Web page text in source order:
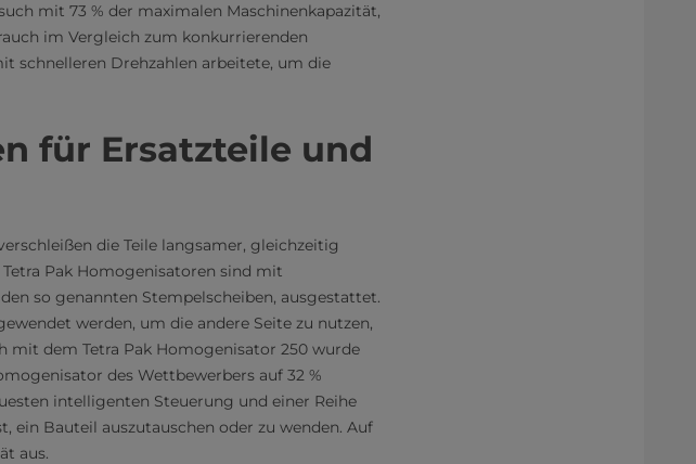
mit 73 % der maximalen Maschinenkapazität,
im Vergleich zum konkurrierenden
schnelleren Drehzahlen arbeitete, um die
für Ersatzteile und
die Teile langsamer, gleichzeitig
Pak Homogenisatoren sind mit
so genannten Stempelscheiben, ausgestattet.
werden, um die andere Seite zu nutzen,
mit dem Tetra Pak Homogenisator 250 wurde
des Wettbewerbers auf 32 %
intelligenten Steuerung und einer Reihe
ein Bauteil auszutauschen oder zu wenden. Auf
aus.